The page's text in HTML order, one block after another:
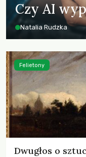
Czy AI
Natalia Rudzka
Dwugłos o
Felietony